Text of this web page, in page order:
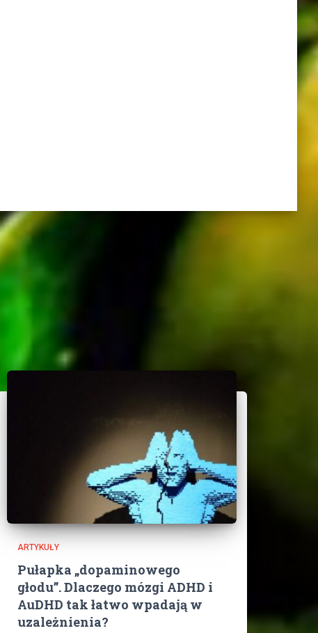
ARTYKUŁY
Pułapka „dopaminowego
głodu”. Dlaczego mózgi ADHD i
AuDHD tak łatwo wpadają w
uzależnienia?